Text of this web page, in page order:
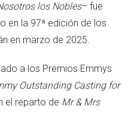
los Nobles– fue
en la 97ª edición de los
en marzo de 2025.
a los Premios Emmys
Outstanding Casting for
el reparto de Mr & Mrs